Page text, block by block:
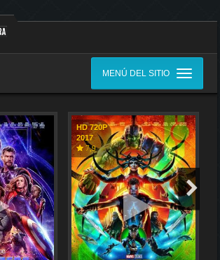
MENÚ DEL SITIO
HD 720P
2017
7,9